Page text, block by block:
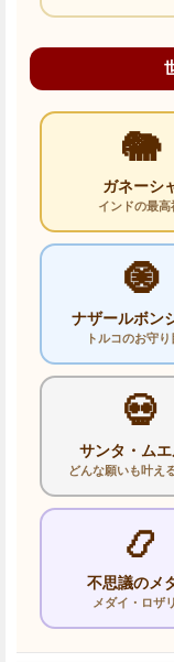
🐘
ガネーシ
インドの最高
🧿
ナザールボン
トルコのお守り
💀
サンタ・ム
どんな願いも叶え
📿
不思議のメ
メダイ・ロザ